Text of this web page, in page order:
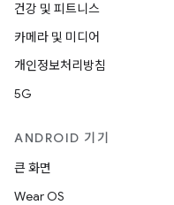
건강 및 피트니스
카메라 및 미디어
개인정보처리방침
5G
ANDROID 기기
큰 화면
Wear OS